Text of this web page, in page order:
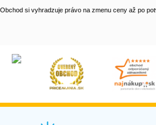
Obchod si vyhradzuje právo na zmenu ceny až po